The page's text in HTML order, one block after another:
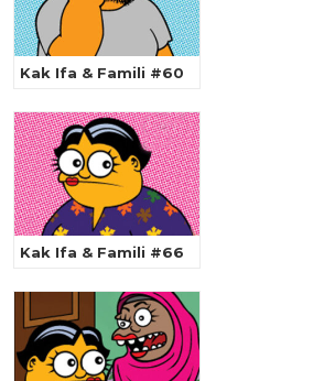
Kak Ifa & Famili #60
Kak Ifa & Famili #66